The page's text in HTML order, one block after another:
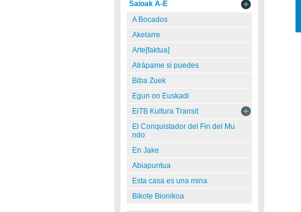
Saioak A-E
A Bocados
Akelarre
Arte[faktua]
Atrápame si puedes
Biba Zuek
Egun on Euskadi
EiTB Kultura Transit
El Conquistador del Fin del Mu
ndo
En Jake
Abiapuntua
Esta casa es una mina
Bikote Bionikoa